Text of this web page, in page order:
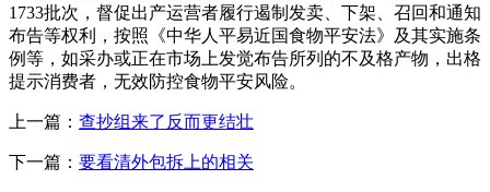
1733批次，督促出产运营者履行遏制发卖、下架、召回和通知
布告等权利，按照《中华人平易近国食物平安法》及其实施条
例等，如采办或正在市场上发觉布告所列的不及格产物，出格
提示消费者，无效防控食物平安风险。
上一篇： 查抄组来了反而更结壮
下一篇： 要看清外包拆上的相关